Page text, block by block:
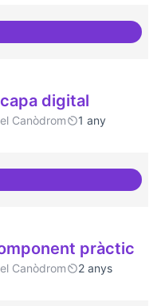
Canòdrom
digital
Canòdrom
1 any
línia de DDHH i capa
pràctic
Canòdrom
2 anys